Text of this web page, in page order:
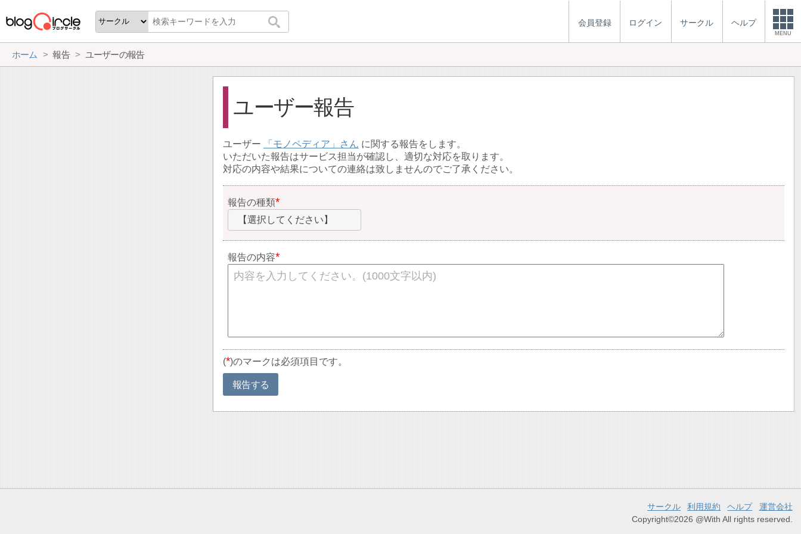
会員登録 ログイン サークル ヘルプ
MENU
ホーム 報告 ユーザーの報告
ユーザー報告
ユーザー モノペディア
に関する報告をします。
いただいた報告はサービス担当が確認し、適切な対応を取ります。
対応の内容や結果についての連絡は致しませんのでご了承ください。
報告の種類
【選択してください】
報告の内容
(*)のマークは必須項目です。
報告する
サークル 利用規約 ヘルプ
運営会社
Copyright©2026 @With All rights reserved.